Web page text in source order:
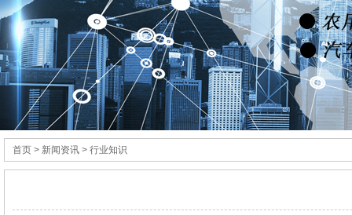
首页 > 新闻资讯 > 行业知识